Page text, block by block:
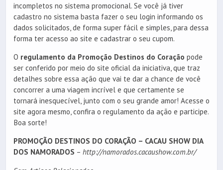
incompletos no sistema promocional. Se você já tiver
cadastro no sistema basta fazer o seu login informando os
dados solicitados, de forma super fácil e simples, para dessa
forma ter acesso ao site e cadastrar o seu cupom.
O regulamento da Promoção Destinos do Coração pode
ser conferido por meio do site oficial da iniciativa, que traz
detalhes sobre essa ação que vai te dar a chance de você
concorrer a uma viagem incrível e que certamente se
tornará inesquecível, junto com o seu grande amor! Acesse o
site agora mesmo, confira o regulamento da ação e participe.
Boa sorte!
PROMOÇÃO DESTINOS DO CORAÇÃO – CACAU SHOW DIA
DOS NAMORADOS – http://namorados.cacaushow.com.br/